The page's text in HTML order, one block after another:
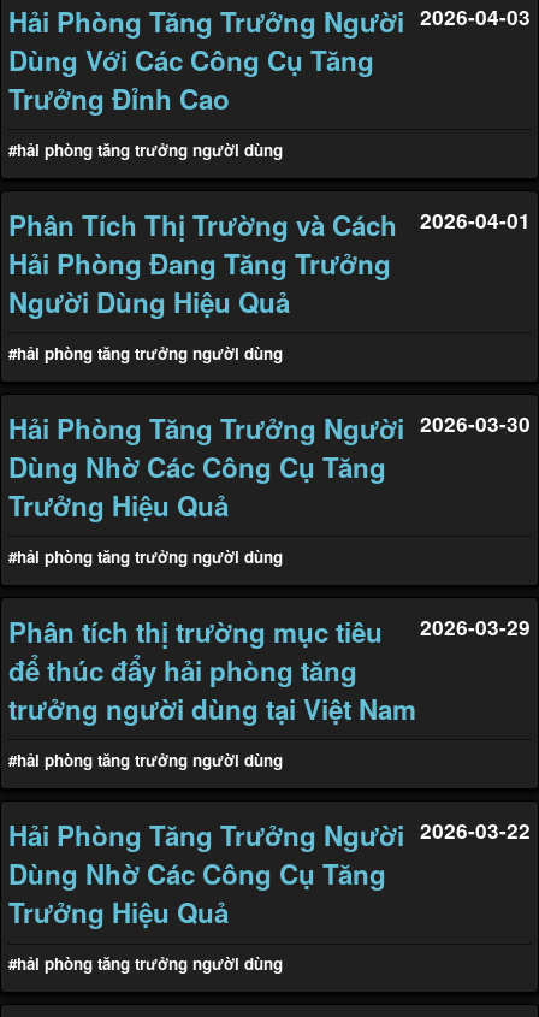
Hải Phòng Tăng Trưởng Người
Dùng Với Các Công Cụ Tăng
Trưởng Đỉnh Cao
2026-04-03
#hải phòng tăng trưởng người dùng
Phân Tích Thị Trường và Cách
Hải Phòng Đang Tăng Trưởng
Người Dùng Hiệu Quả
2026-04-01
#hải phòng tăng trưởng người dùng
Hải Phòng Tăng Trưởng Người
Dùng Nhờ Các Công Cụ Tăng
Trưởng Hiệu Quả
2026-03-30
#hải phòng tăng trưởng người dùng
Phân tích thị trường mục tiêu
để thúc đẩy hải phòng tăng
trưởng người dùng tại Việt Nam
2026-03-29
#hải phòng tăng trưởng người dùng
Hải Phòng Tăng Trưởng Người
Dùng Nhờ Các Công Cụ Tăng
Trưởng Hiệu Quả
2026-03-22
#hải phòng tăng trưởng người dùng